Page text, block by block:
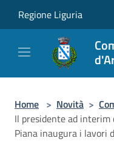
Regione Liguria
Home > Novità >
Il presidente ad interim
Piana inaugura i lavori